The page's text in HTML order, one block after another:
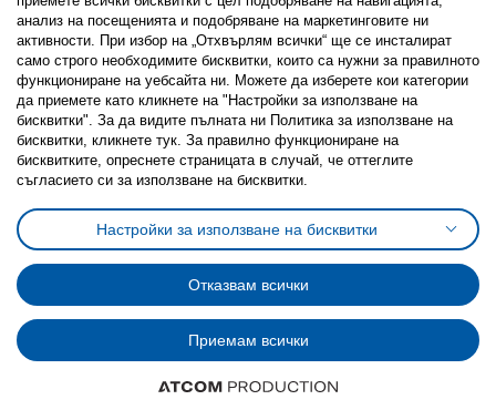
Последвайте ни:
FacebookTwitterYoutubePinterestInstagram
Политика за използване на бисквитки (Cookies)
Избор на настройки за използване на бисквитки
Условия за ползване на ikea.bgОбща политика за личните данни
Политика за защита на личните данни на ikea.bg
Общи условия на програма IKEA Family
Политика за защита на лични данни на програма IKEA Family
© Inter-IKEA Systems B.V. 1999 - 2025
анализ на посещенията и подобряване на маркетинговите ни
активности. При избор на „Отхвърлям всички“ ще се инсталират
само строго необходимитe бисквитки, които са нужни за правилното
функциониране на уебсайта ни. Можете да изберете кои категории
да приемете като кликнете на "Настройки за използване на
бисквитки". За да видите пълната ни Политика за използване на
бисквитки, кликнете тук. За правилно функциониране на
бисквитките, опреснете страницата в случай, че оттеглите
съгласието си за използване на бисквитки.
Настройки за използване на бисквитки
Отказвам всички
Приемам всички